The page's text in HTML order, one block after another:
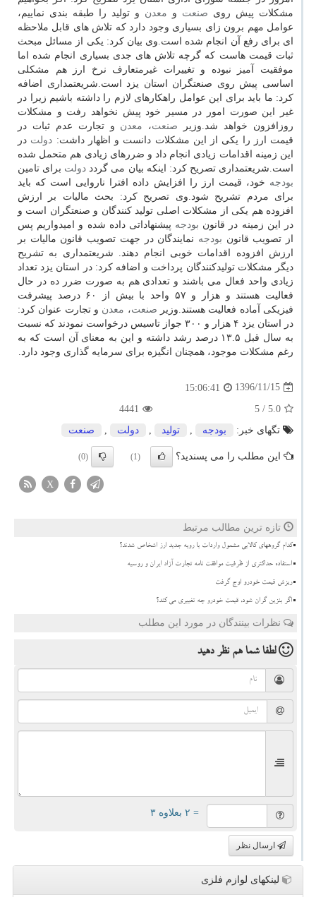
مشكلات پیش روی صنعت و معدن و تولید را طبقه بندی نماییم،
عوامل مهم برون زای بسیاری وجود دارد كه تلاش های قابل ملاحظه
ای برای رفع آن انجام شده است.وی بیان كرد: یكی از مسائل مبحث
ثبات قیمت هاست كه گرچه تلاش های جدی بسیاری انجام شده اما
موفقیت آمیز نبوده و تغییرات غیرمتعارف نرخ ارز هم مشكلی
اساسی پیش روی صنعتگران استان یزد است.شریعتمداری اضافه
كرد: ما باید برای این عوامل راهكارهای لازم را داشته باشیم زیرا در
غیر این صورت امور در مسیر خود پیش نخواهد رفت و مشكلات
روزافزون خواهد شد.وزیر صنعت، معدن و تجارت عدم ثبات در
قیمت ارز را یكی از این مشكلات دانست و اظهار داشت: دولت در
این زمینه اقدامات زیادی انجام داد و ضررهای زیادی هم متحمل شده
است.شریعتمداری تصریح كرد: اینكه بیان می گردد دولت برای تامین
بودجه خود، قیمت ارز را افزایش داده افترا ناروایی است كه باید
برای مردم تشریح شود.وی تصریح كرد: بحث مالیات بر ارزش
افزوده هم یكی از مشكلات اصلی تولید كنندگان و صنعتگران است و
در این زمینه در قانون بودجه پیشنهاداتی داده شده و امیدواریم پس
از تصویب قانون بودجه نمایندگان در جهت تصویب قانون مالیات بر
ارزش افزوده اقدامات خوبی انجام دهند. شریعتمداری به تشریح
دیگر مشكلات تولیدكنندگان پرداخت و اضافه كرد: در استان یزد تعداد
زیادی واحد فعال می باشند و تعدادی هم به صورت ضرر ده در حال
فعالیت هستند و هزار و ۵۷ واحد با بیش از ۶۰ درصد پیشرفت
فیزیكی آماده فعالیت هستند.وزیر صنعت، معدن و تجارت عنوان كرد:
در استان یزد ۴ هزار و ۳۰۰ جواز تاسیس درخواست نمودند كه نسبت
به سال قبل ۱۳.۵ درصد رشد داشته و این به معنای آن است كه به
رغم مشكلات موجود، همچنان انگیزه برای سرمایه گذاری وجود دارد.
1396/11/15
15:06:41
5.0
/ 5
4441
تگهای خبر:
بودجه , تولید , دولت , صنعت
این مطلب را می پسندید؟ (1)
(0)
X
تازه ترین مطالب مرتبط
کدام گروههای کالایی مشمول واردات با رویه جدید ارز اشخاص شدند؟
استفاده حداکثری از ظرفیت موافقت نامه تجارت آزاد ایران و روسیه
ریزش قیمت خودرو اوج گرفت
اگر بنزین گران شود، قیمت خودرو چه تغییری می کند؟
نظرات بینندگان در مورد این مطلب
لطفا شما همنظر دهید
= ۲ بعلاوه ۳
ارسال نظر
لینکهای لوازم فلزی